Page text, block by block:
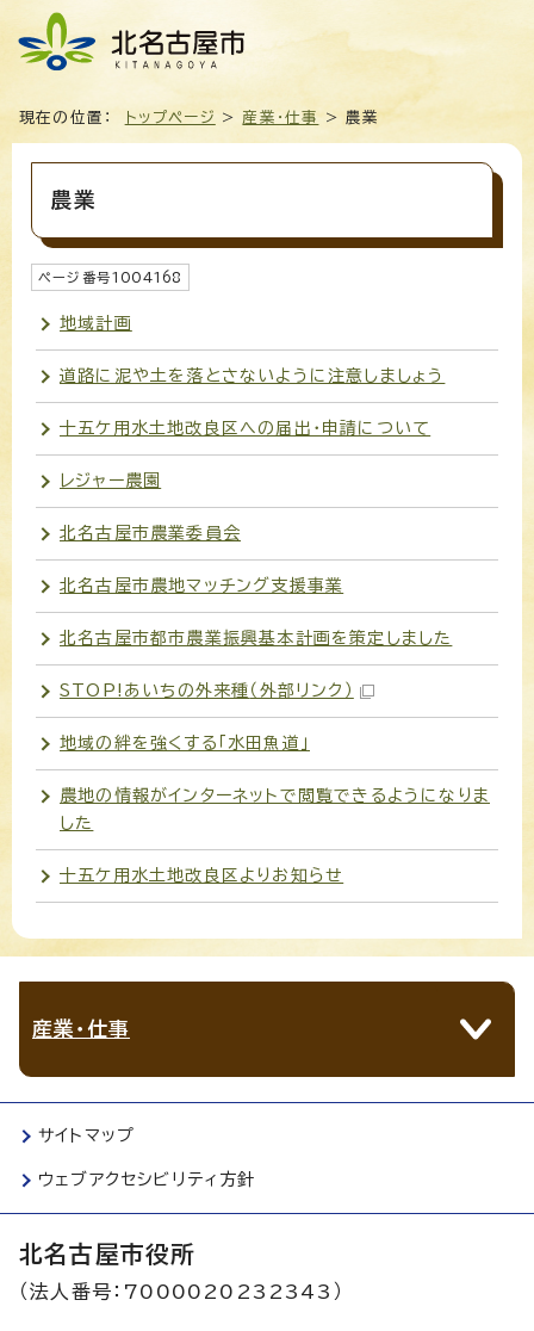
現在の位置： トップページ > 産業・仕事 > 農業
農業
ページ番号1004168
地域計画
道路に泥や土を落とさないように注意しましょう
十五ケ用水土地改良区への届出・申請について
レジャー農園
北名古屋市農業委員会
北名古屋市農地マッチング支援事業
北名古屋市都市農業振興基本計画を策定しました
STOP!あいちの外来種 （外部リンク）
地域の絆を強くする「水田魚道」
農地の情報がインターネットで閲覧できるようになりま
した
十五ケ用水土地改良区よりお知らせ
産業・仕事
サイトマップ
ウェブアクセシビリティ方針
北名古屋市役所
（法人番号：7000020232343）